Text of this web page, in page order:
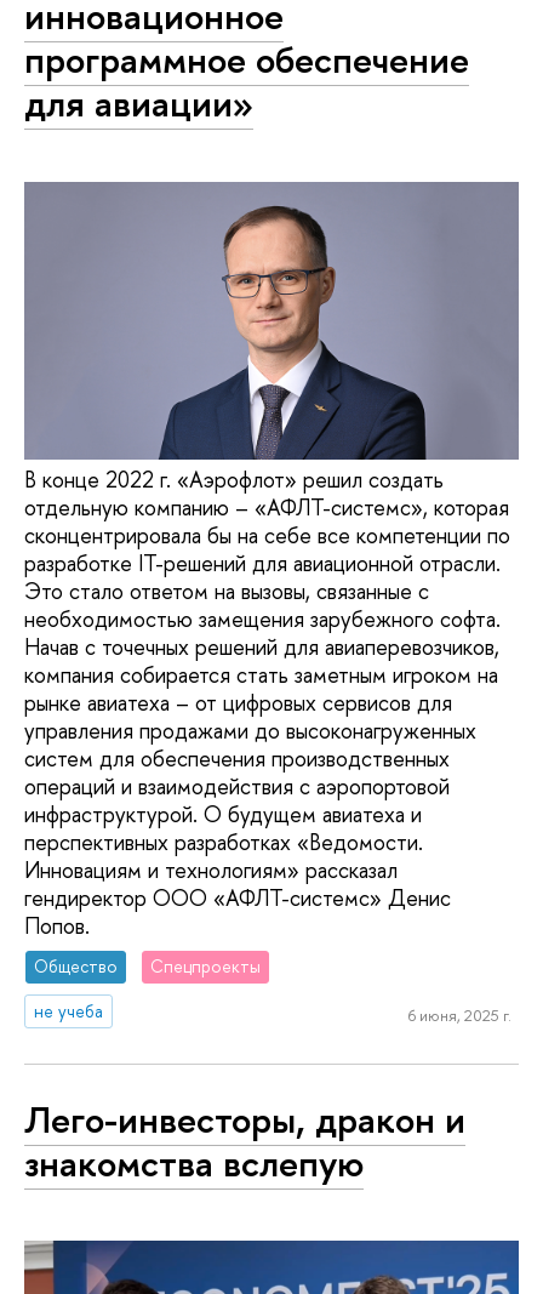
инновационное
программное обеспечение
для авиации»
В конце 2022 г. «Аэрофлот» решил создать
отдельную компанию – «АФЛТ-системс», которая
сконцентрировала бы на себе все компетенции по
разработке IT-решений для авиационной отрасли.
Это стало ответом на вызовы, связанные с
необходимостью замещения зарубежного софта.
Начав с точечных решений для авиаперевозчиков,
компания собирается стать заметным игроком на
рынке авиатеха – от цифровых сервисов для
управления продажами до высоконагруженных
систем для обеспечения производственных
операций и взаимодействия с аэропортовой
инфраструктурой. О будущем авиатеха и
перспективных разработках «Ведомости.
Инновациям и технологиям» рассказал
гендиректор ООО «АФЛТ-системс» Денис
Попов.
Общество
Спецпроекты
не учеба
6 июня, 2025 г.
Лего-инвесторы, дракон и
знакомства вслепую